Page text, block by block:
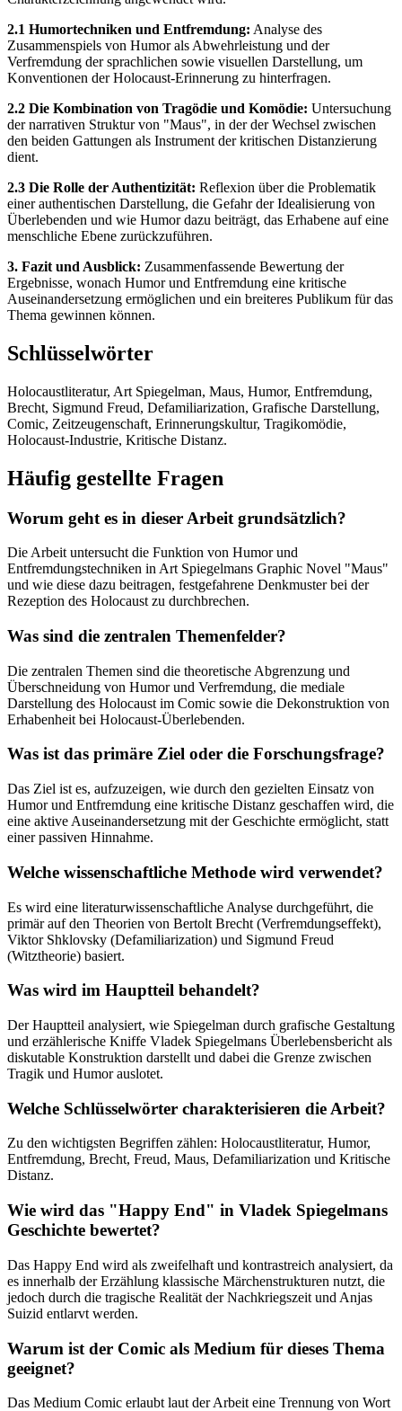
2.1 Humortechniken und Entfremdung: Analyse des
Zusammenspiels von Humor als Abwehrleistung und der
Verfremdung der sprachlichen sowie visuellen Darstellung, um
Konventionen der Holocaust-Erinnerung zu hinterfragen.
2.2 Die Kombination von Tragödie und Komödie: Untersuchung
der narrativen Struktur von "Maus", in der der Wechsel zwischen
den beiden Gattungen als Instrument der kritischen Distanzierung
dient.
2.3 Die Rolle der Authentizität: Reflexion über die Problematik
einer authentischen Darstellung, die Gefahr der Idealisierung von
Überlebenden und wie Humor dazu beiträgt, das Erhabene auf eine
menschliche Ebene zurückzuführen.
3. Fazit und Ausblick: Zusammenfassende Bewertung der
Ergebnisse, wonach Humor und Entfremdung eine kritische
Auseinandersetzung ermöglichen und ein breiteres Publikum für das
Thema gewinnen können.
Schlüsselwörter
Holocaustliteratur, Art Spiegelman, Maus, Humor, Entfremdung,
Brecht, Sigmund Freud, Defamiliarization, Grafische Darstellung,
Comic, Zeitzeugenschaft, Erinnerungskultur, Tragikomödie,
Holocaust-Industrie, Kritische Distanz.
Häufig gestellte Fragen
Worum geht es in dieser Arbeit grundsätzlich?
Die Arbeit untersucht die Funktion von Humor und
Entfremdungstechniken in Art Spiegelmans Graphic Novel "Maus"
und wie diese dazu beitragen, festgefahrene Denkmuster bei der
Rezeption des Holocaust zu durchbrechen.
Was sind die zentralen Themenfelder?
Die zentralen Themen sind die theoretische Abgrenzung und
Überschneidung von Humor und Verfremdung, die mediale
Darstellung des Holocaust im Comic sowie die Dekonstruktion von
Erhabenheit bei Holocaust-Überlebenden.
Was ist das primäre Ziel oder die Forschungsfrage?
Das Ziel ist es, aufzuzeigen, wie durch den gezielten Einsatz von
Humor und Entfremdung eine kritische Distanz geschaffen wird, die
eine aktive Auseinandersetzung mit der Geschichte ermöglicht, statt
einer passiven Hinnahme.
Welche wissenschaftliche Methode wird verwendet?
Es wird eine literaturwissenschaftliche Analyse durchgeführt, die
primär auf den Theorien von Bertolt Brecht (Verfremdungseffekt),
Viktor Shklovsky (Defamiliarization) und Sigmund Freud
(Witztheorie) basiert.
Was wird im Hauptteil behandelt?
Der Hauptteil analysiert, wie Spiegelman durch grafische Gestaltung
und erzählerische Kniffe Vladek Spiegelmans Überlebensbericht als
diskutable Konstruktion darstellt und dabei die Grenze zwischen
Tragik und Humor auslotet.
Welche Schlüsselwörter charakterisieren die Arbeit?
Zu den wichtigsten Begriffen zählen: Holocaustliteratur, Humor,
Entfremdung, Brecht, Freud, Maus, Defamiliarization und Kritische
Distanz.
Wie wird das "Happy End" in Vladek Spiegelmans
Geschichte bewertet?
Das Happy End wird als zweifelhaft und kontrastreich analysiert, da
es innerhalb der Erzählung klassische Märchenstrukturen nutzt, die
jedoch durch die tragische Realität der Nachkriegszeit und Anjas
Suizid entlarvt werden.
Warum ist der Comic als Medium für dieses Thema
geeignet?
Das Medium Comic erlaubt laut der Arbeit eine Trennung von Wort